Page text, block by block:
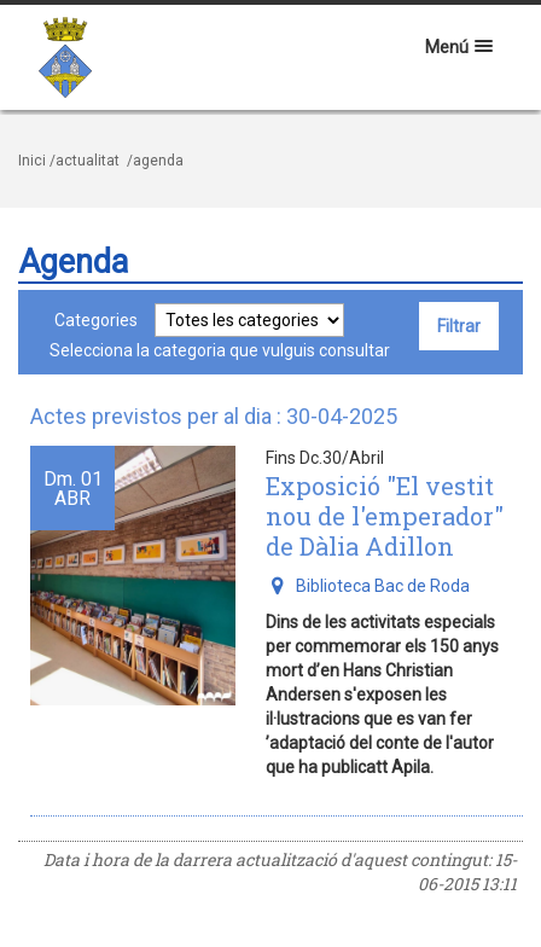
Menú
Inici /actualitat /agenda
Agenda
Categories
Selecciona la categoria que vulguis consultar
Actes previstos per al dia : 30-04-2025
Dm. 01
ABR
Fins Dc.30/Abril
Exposició "El vestit
nou de l'emperador"
de Dàlia Adillon
Biblioteca Bac de Roda
Dins de les activitats especials
per commemorar els 150 anys
mort d’en Hans Christian
Andersen s'exposen les
il·lustracions que es van fer
’adaptació del conte de l'autor
que ha publicatt Apila.
Data i hora de la darrera actualització d'aquest contingut:15-
06-2015 13:11